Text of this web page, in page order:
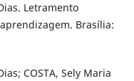
Letramento
Brasília:
COSTA, Sely Maria